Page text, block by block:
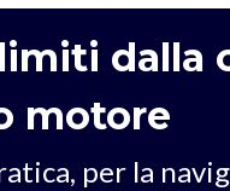
dalla
motore
per la